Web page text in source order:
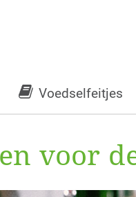
Voedselfeitjes
voor